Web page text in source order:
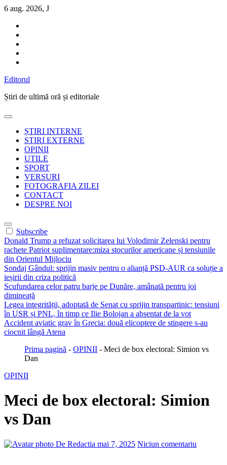
Sari
conținut
6 aug. 2026, J
Editorul
Știri de ultimă oră și editoriale
ȘTIRI INTERNE
STIRI EXTERNE
OPINII
UTILE
SPORT
VERSURI
FOTOGRAFIA ZILEI
CONTACT
DESPRE NOI
Subscribe
Donald Trump a refuzat solicitarea lui Volodimir Zelenski pentru
rachete Patriot suplimentare:miza stocurilor americane și tensiunile
din Orientul Mijlociu
Sondaj Gândul: sprijin masiv pentru o alianță PSD-AUR ca soluție a
ieșirii din criza politică
Scufundarea celor patru barje pe Dunăre, amânată pentru joi
dimineață
Legea integrității, adoptată de Senat cu sprijin transpartinic: tensiuni
în USR și PNL, în timp ce Ilie Bolojan a absentat de la vot
Accident aviatic grav în Grecia: două elicoptere de stingere s-au
ciocnit lângă Atena
Prima pagină - OPINII - Meci de box electoral: Simion vs
Dan
OPINII
Meci de box electoral: Simion
vs Dan
De Redactia mai 7, 2025 Niciun comentariu